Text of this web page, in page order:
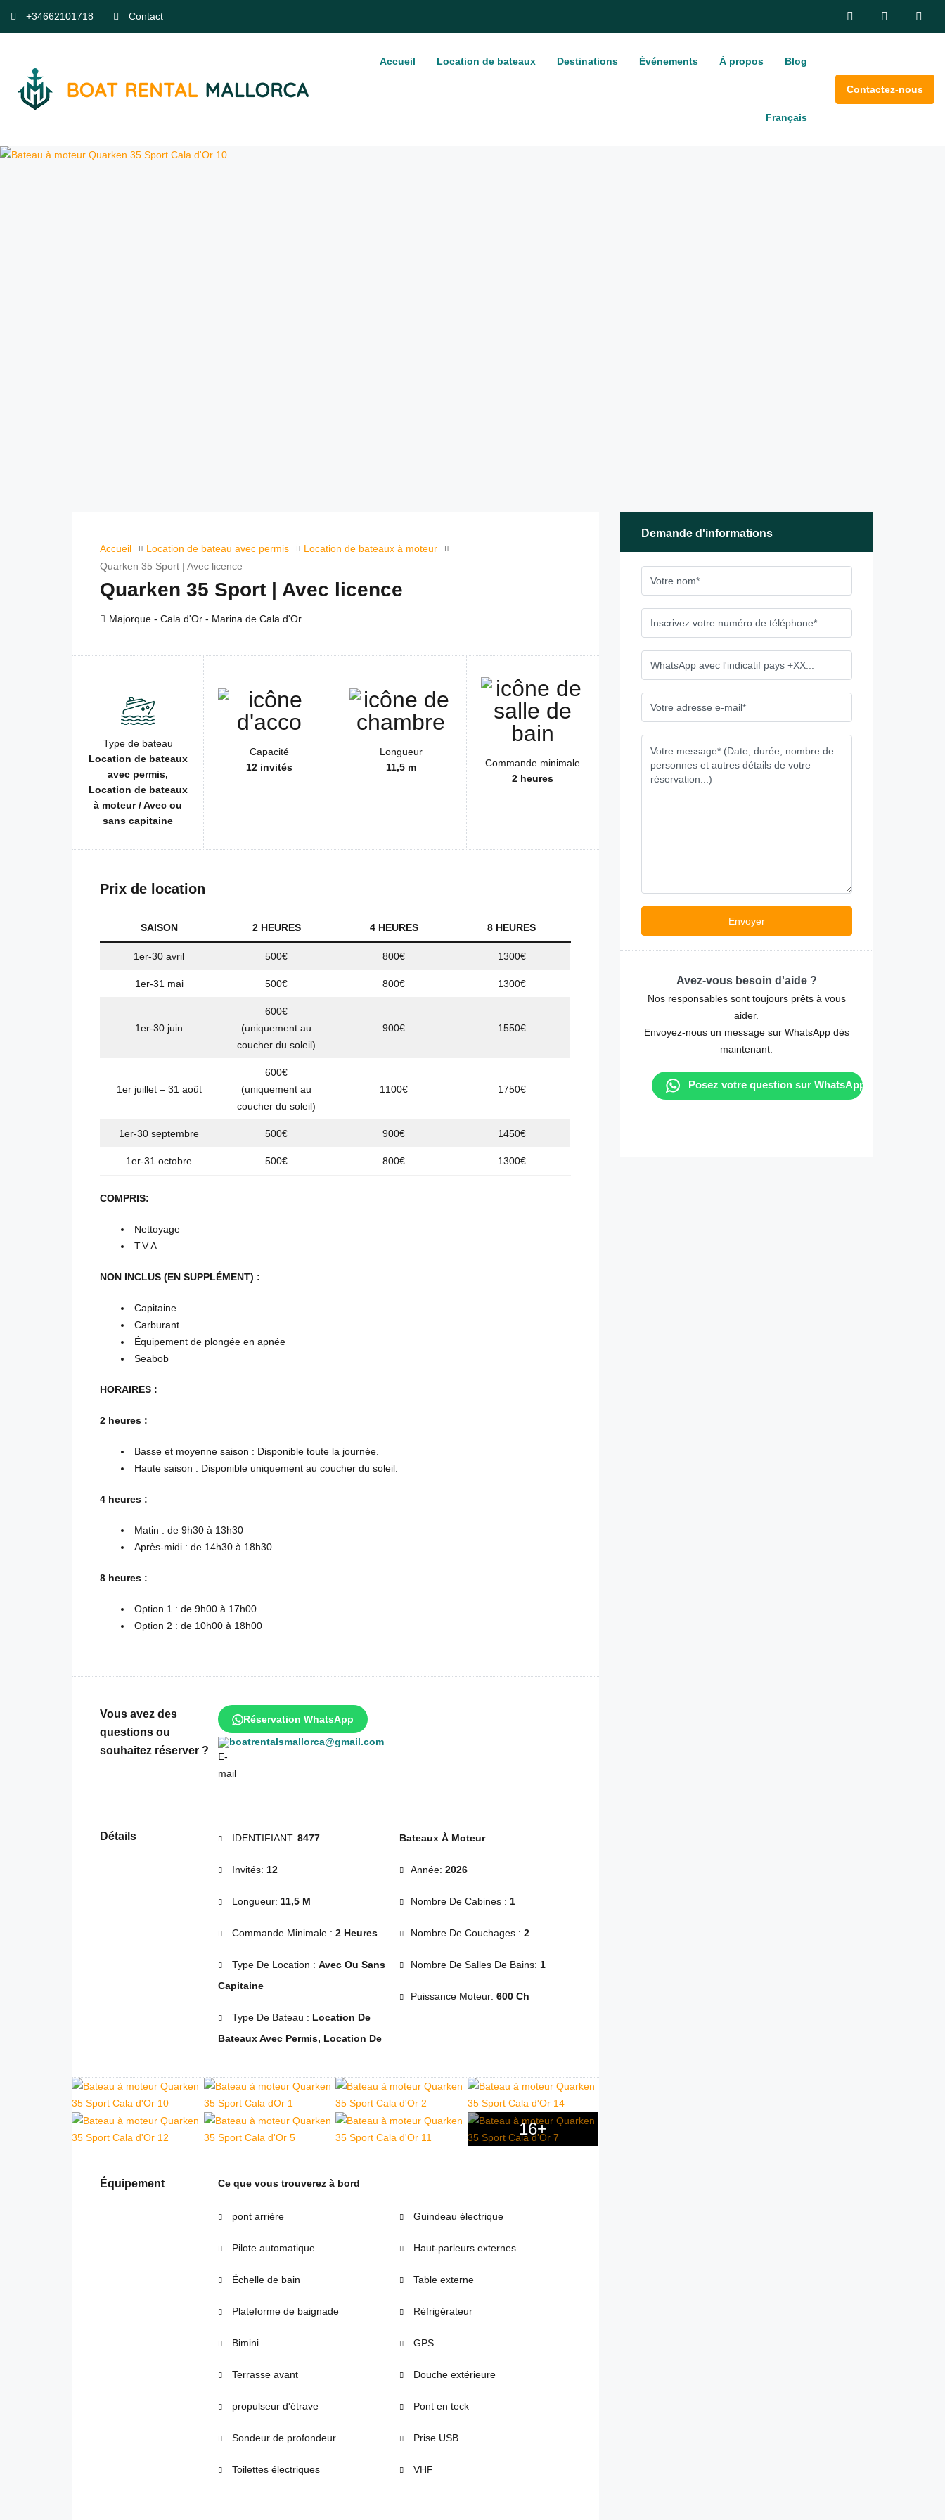
+34662101718 Contact
Accueil Location de bateaux Destinations Événements À propos Blog
Français
Contactez-nous
Accueil Location de bateau avec permis
Location de bateaux à moteur
Quarken 35 Sport | Avec licence
Quarken 35 Sport | Avec licence
Majorque - Cala d'Or - Marina de Cala d'Or
Type de bateau
Location de bateaux
avec permis,
Location de bateaux
à moteur / Avec ou
sans capitaine
Capacité
12 invités
Longueur
11,5 m
Commande minimale
2 heures
Prix de location
SAISON 2 HEURES 4 HEURES 8 HEURES
1er-30 avril 500€ 800€ 1300€
1er-31 mai 500€ 800€ 1300€
1er-30 juin
600€
(uniquement au
coucher du soleil)
900€ 1550€
1er juillet – 31 août
600€
(uniquement au
coucher du soleil)
1100€ 1750€
1er-30 septembre 500€ 900€ 1450€
1er-31 octobre 500€ 800€ 1300€
COMPRIS:
Nettoyage
T.V.A.
NON INCLUS (EN SUPPLÉMENT) :
Capitaine
Carburant
Équipement de plongée en apnée
Seabob
HORAIRES :
2 heures :
Basse et moyenne saison : Disponible toute la journée.
Haute saison : Disponible uniquement au coucher du soleil.
4 heures :
Matin : de 9h30 à 13h30
Après-midi : de 14h30 à 18h30
8 heures :
Option 1 : de 9h00 à 17h00
Option 2 : de 10h00 à 18h00
Vous avez des
questions ou
souhaitez réserver ?
Réservation WhatsApp
boatrentalsmallorca@gmail.com
Détails IDENTIFIANT: 8477
Invités: 12
Longueur: 11,5 M
Commande Minimale : 2 Heures
Type De Location : Avec Ou Sans
Capitaine
Type De Bateau : Location De
Bateaux Avec Permis, Location De
Bateaux À Moteur
Année: 2026
Nombre De Cabines : 1
Nombre De Couchages : 2
Nombre De Salles De Bains: 1
Puissance Moteur: 600 Ch
16+
Équipement Ce que vous trouverez à bord
pont arrière
Pilote automatique
Échelle de bain
Plateforme de baignade
Bimini
Terrasse avant
propulseur d'étrave
Sondeur de profondeur
Toilettes électriques
Guindeau électrique
Haut-parleurs externes
Table externe
Réfrigérateur
GPS
Douche extérieure
Pont en teck
Prise USB
VHF
Demande d'informations
Avez-vous besoin d'aide ?
Nos responsables sont toujours prêts à vous
aider.
Envoyez-nous un message sur WhatsApp dès
maintenant.
Posez votre question sur WhatsApp